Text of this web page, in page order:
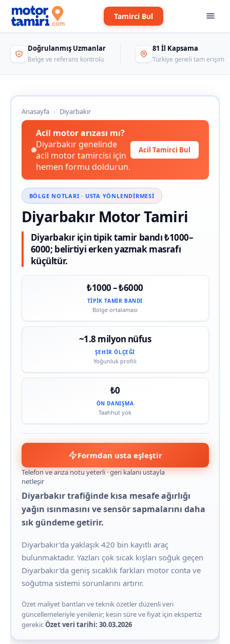
Tamirci Bul
Doğrulanmış Uzmanlar
Belge ve referans kontrolü
81 İl Kapsama
Türkiye geneli tam erişim
Anasayfa › Diyarbakır
Acil motor arızası mı?
Diyarbakır genelinde
acil motor tamircisi için
hemen formu doldurun.
Acil Tamirci Bul
BÖLGE NOTLARI · USTA YÖNLENDIRMESI
Diyarbakır Motor Tamiri
Diyarbakır için tipik tamir bandı ₺1000–
6000; belirtiyi erken yazmak masrafı
küçültür.
₺1000 – ₺6000
TIPIK TAMIR BANDI
Bölge ortalaması
~1.8 milyon nüfus
ŞEHIR ÖLÇEĞI
Yoğunluk profili
₺0
ÖN DANIŞMA
Taahhüt yok
Formdan usta eşleştir
Telefon ve arıza notu yeterli · geri kalanı ustayla
netleşir
Diyarbakır trafiğinde kısa mesafe ağırlığı
yağın ısınmasını ve sensör sapmalarını daha
sık gündeme getirir.
Diyarbakır'da yaklaşık 420 bin kayıtlı araç
bulunmaktadır. Yazları çok sıcak kışları soğuk geçen
Diyarbakır'da geniş sıcaklık farkları motor conta ve
soğutma sistemi sorunlarını artırır.
Özet maliyet bantları ve teknik özetler düzenli veri
güncellemeleriyle yenilenir; kesin süre ve fiyat için ekspertiz
gerekir.Özet veri tarihi: 30.03.2026